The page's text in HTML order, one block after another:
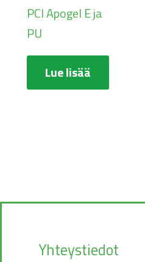
PCI Apogel E ja
PU
Lue lisää
Yhteystiedot